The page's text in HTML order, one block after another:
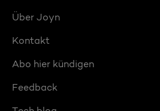
Über Joyn
Kontakt
Abo hier kündigen
Feedback